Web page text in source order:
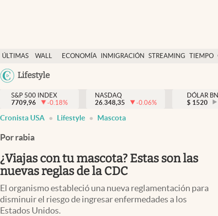
ÚLTIMAS
NOTICIAS
WALL
Y
DÓLAR
ECONOMÍA INMIGRACIÓN STREAMING TIEMPO
México
Lifestyle
Finanzas y economía
Wall Street y dólar
Inmigración
Espiritual
Streaming
S&P 500 INDEX
7709,96
-0.18%
NASDAQ
26.348,35
-0.06%
DÓLAR
$ 1520
Cronista USA Lifestyle Mascota
Por rabia
¿Viajas con tu mascota? Estas son las
nuevas reglas de la CDC
El organismo estableció una nueva reglamentación para
disminuir el riesgo de ingresar enfermedades a los
Estados Unidos.